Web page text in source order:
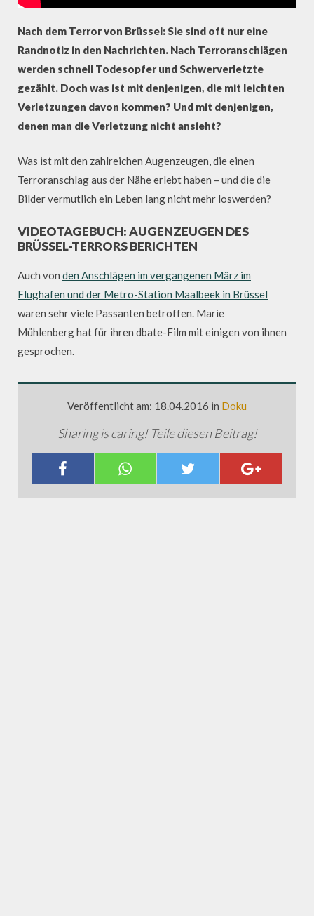
Nach dem Terror von Brüssel: Sie sind oft nur eine
Randnotiz in den Nachrichten. Nach Terroranschlägen
werden schnell Todesopfer und Schwerverletzte
gezählt. Doch was ist mit denjenigen, die mit leichten
Verletzungen davon kommen? Und mit denjenigen,
denen man die Verletzung nicht ansieht?
Was ist mit den zahlreichen Augenzeugen, die einen
Terroranschlag aus der Nähe erlebt haben – und die die
Bilder vermutlich ein Leben lang nicht mehr loswerden?
VIDEOTAGEBUCH: AUGENZEUGEN DES
BRÜSSEL-TERRORS BERICHTEN
Auch von den Anschlägen im vergangenen März im
Flughafen und der Metro-Station Maalbeek in Brüssel
waren sehr viele Passanten betroffen. Marie
Mühlenberg hat für ihren dbate-Film mit einigen von ihnen
gesprochen.
Veröffentlicht am: 18.04.2016 in Doku
Sharing is caring! Teile diesen Beitrag!